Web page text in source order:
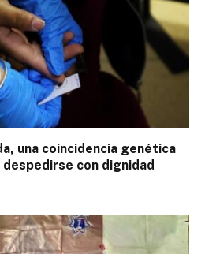
una coincidencia genética
con dignidad